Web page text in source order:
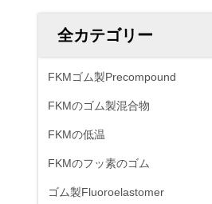
全カテゴリー
FKMゴム製Precompound
FKMのゴム製混合物
FKMの低温
FKMのフッ素のゴム
ゴム製Fluoroelastomer